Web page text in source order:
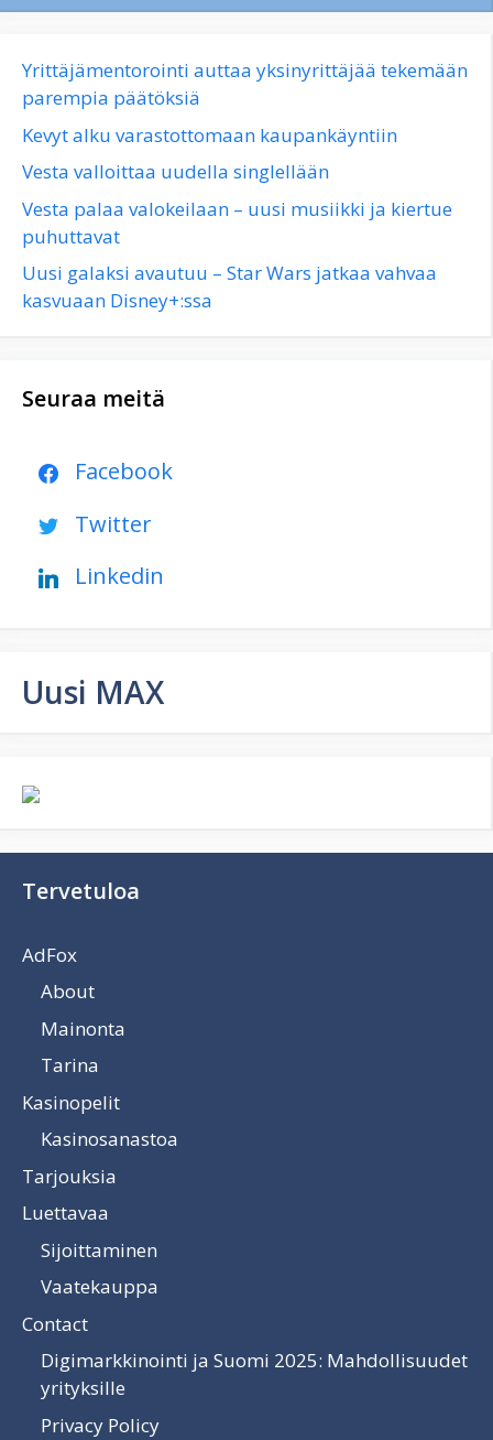
Yrittäjämentorointi auttaa yksinyrittäjää tekemään
parempia päätöksiä
Kevyt alku varastottomaan kaupankäyntiin
Vesta valloittaa uudella singlellään
Vesta palaa valokeilaan – uusi musiikki ja kiertue
puhuttavat
Uusi galaksi avautuu – Star Wars jatkaa vahvaa
kasvuaan Disney+:ssa
Seuraa meitä
Facebook
Twitter
Linkedin
Uusi MAX
Tervetuloa
AdFox
About
Mainonta
Tarina
Kasinopelit
Kasinosanastoa
Tarjouksia
Luettavaa
Sijoittaminen
Vaatekauppa
Contact
Digimarkkinointi ja Suomi 2025: Mahdollisuudet
yrityksille
Privacy Policy